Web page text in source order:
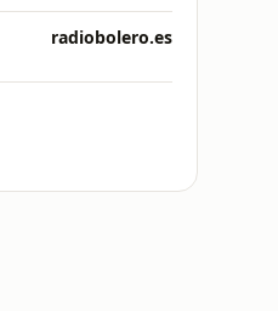
radiobolero.es